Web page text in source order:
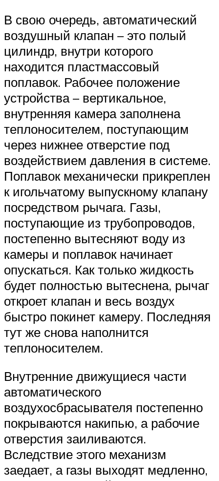
В свою очередь, автоматический
воздушный клапан – это полый
цилиндр, внутри которого
находится пластмассовый
поплавок. Рабочее положение
устройства – вертикальное,
внутренняя камера заполнена
теплоносителем, поступающим
через нижнее отверстие под
воздействием давления в системе.
Поплавок механически прикреплен
к игольчатому выпускному клапану
посредством рычага. Газы,
поступающие из трубопроводов,
постепенно вытесняют воду из
камеры и поплавок начинает
опускаться. Как только жидкость
будет полностью вытеснена, рычаг
откроет клапан и весь воздух
быстро покинет камеру. Последняя
тут же снова наполнится
теплоносителем.
Внутренние движущиеся части
автоматического
воздухосбрасывателя постепенно
покрываются накипью, а рабочие
отверстия заиливаются.
Вследствие этого механизм
заедает, а газы выходят медленно,